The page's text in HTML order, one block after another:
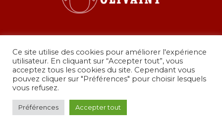
36 rue de Grenelle, 75007 Paris
presidence@conferenceolivaint.fr
© Copyright 2024 - Conférence Olivaint -
Ce site utilise des cookies pour améliorer l'expérience
utilisateur. En cliquant sur “Accepter tout”, vous
acceptez tous les cookies du site. Cependant vous
pouvez cliquer sur "Préférences" pour choisir lesquels
vous refusez.
Préférences Accepter tout